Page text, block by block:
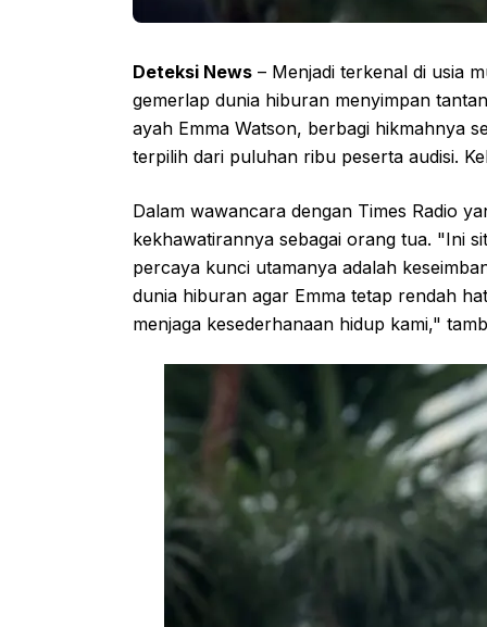
Deteksi News – Menjadi terkenal di usia
gemerlap dunia hiburan menyimpan
ayah Emma Watson, berbagi hikmahnya
terpilih dari puluhan ribu peserta audisi.
Dalam wawancara dengan Times Radio
kekhawatirannya sebagai orang tua. "Ini
percaya kunci utamanya adalah
dunia hiburan agar Emma tetap rendah
menjaga kesederhanaan hidup kami,"